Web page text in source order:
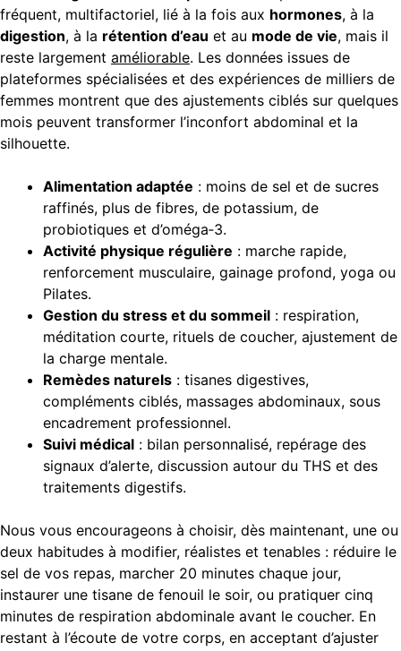
fréquent, multifactoriel, lié à la fois aux hormones, à la
digestion, à la rétention d’eau et au mode de vie, mais il
reste largement améliorable. Les données issues de
plateformes spécialisées et des expériences de milliers de
femmes montrent que des ajustements ciblés sur quelques
mois peuvent transformer l’inconfort abdominal et la
silhouette.
Alimentation adaptée : moins de sel et de sucres
raffinés, plus de fibres, de potassium, de
probiotiques et d’oméga‑3.
Activité physique régulière : marche rapide,
renforcement musculaire, gainage profond, yoga ou
Pilates.
Gestion du stress et du sommeil : respiration,
méditation courte, rituels de coucher, ajustement de
la charge mentale.
Remèdes naturels : tisanes digestives,
compléments ciblés, massages abdominaux, sous
encadrement professionnel.
Suivi médical : bilan personnalisé, repérage des
signaux d’alerte, discussion autour du THS et des
traitements digestifs.
Nous vous encourageons à choisir, dès maintenant, une ou
deux habitudes à modifier, réalistes et tenables : réduire le
sel de vos repas, marcher 20 minutes chaque jour,
instaurer une tisane de fenouil le soir, ou pratiquer cinq
minutes de respiration abdominale avant le coucher. En
restant à l’écoute de votre corps, en acceptant d’ajuster